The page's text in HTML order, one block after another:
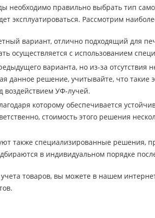
необходимо правильно выбрать тип
эксплуатироваться. Рассмотрим
вариант, отлично подходящий для
осуществляется с использованием
варианта, но из-за отсутствия
данное решение, учитывайте, что такие
воздействием УФ-лучей.
которому обеспечивается
стоимость этого решения
также специализированные решения,
в индивидуальном порядке
товаров, вы можете в нашем